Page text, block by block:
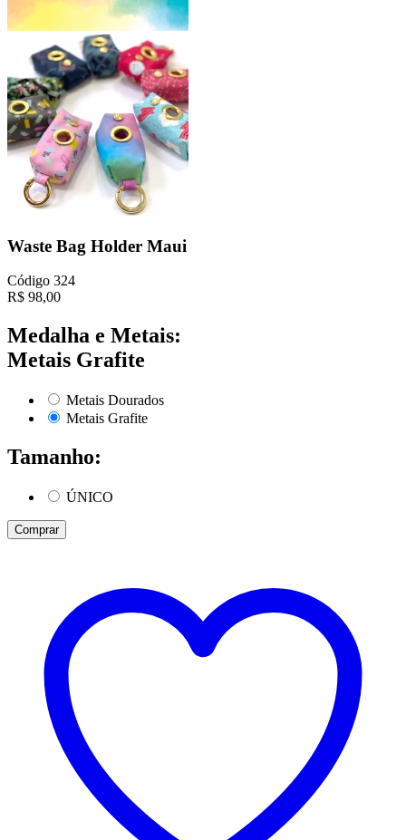
Waste Bag Holder Maui
Código 324
R$ 98,00
Medalha e Metais:
Metais Grafite
Metais Dourados
Metais Grafite
Tamanho:
ÚNICO
Comprar